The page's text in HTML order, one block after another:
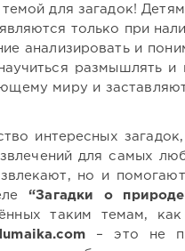
для загадок!
только при
анализировать и
размышлять и
миру и заставляют
интересных
для самых
но и
“Загадки о
таким темам,
– это не